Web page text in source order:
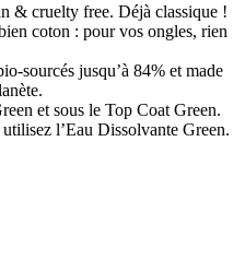
& cruelty free. Déjà classique !
coton : pour vos ongles, rien
sourcés jusqu’à 84% et made
et sous le Top Coat Green.
l’Eau Dissolvante Green.